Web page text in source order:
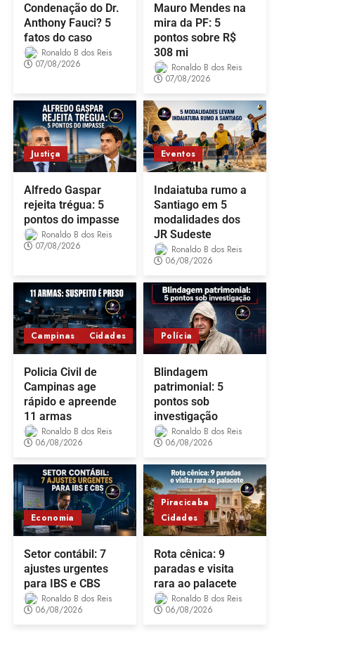
Condenação do Dr.
Anthony Fauci? 5
fatos do caso
Ronaldo B dos Reis
07/08/2026
Mauro Mendes na
mira da PF: 5
pontos sobre R$
308 mi
Ronaldo B dos Reis
07/08/2026
Justiça
Alfredo Gaspar
rejeita trégua: 5
pontos do impasse
Ronaldo B dos Reis
07/08/2026
Eventos
Indaiatuba rumo a
Santiago em 5
modalidades dos
JR Sudeste
Ronaldo B dos Reis
06/08/2026
Campinas Cidades
Policia Civil de
Campinas age
rápido e apreende
11 armas
Ronaldo B dos Reis
06/08/2026
Polícia
Blindagem
patrimonial: 5
pontos sob
investigação
Ronaldo B dos Reis
06/08/2026
Economia
Setor contábil: 7
ajustes urgentes
para IBS e CBS
Ronaldo B dos Reis
06/08/2026
Piracicaba
Cidades
Rota cênica: 9
paradas e visita
rara ao palacete
Ronaldo B dos Reis
06/08/2026